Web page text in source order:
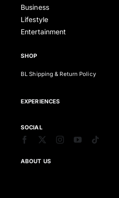
Business
Lifestyle
Entertainment
SHOP
BL Shipping & Return Policy
EXPERIENCES
SOCIAL
ABOUT US